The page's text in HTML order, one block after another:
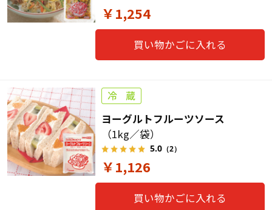
￥1,254
買い物かごに入れる
ヨーグルトフルーツソース
（1kg／袋）
5.0（2）
￥1,126
買い物かごに入れる